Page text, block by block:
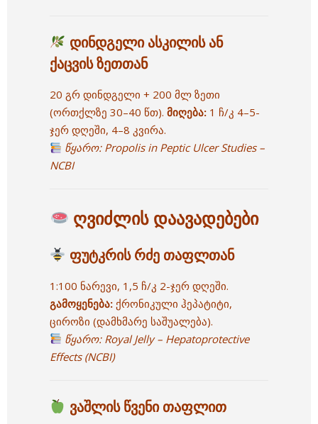
დინდგელი ასკილის ან
ქაცვის ზეთთან
20 გრ დინდგელი + 200 მლ ზეთი
(ორთქლზე 30–40 წთ). მიღება: 1 ჩ/კ 4–5-
ჯერ დღეში, 4–8 კვირა.
წყარო: Propolis in Peptic Ulcer Studies –
NCBI
ღვიძლის დაავადებები
ფუტკრის რძე თაფლთან
1:100 ნარევი, 1,5 ჩ/კ 2-ჯერ დღეში.
გამოყენება: ქრონიკული ჰეპატიტი,
ციროზი (დამხმარე საშუალება).
წყარო: Royal Jelly – Hepatoprotective
Effects (NCBI)
ვაშლის წვენი თაფლით